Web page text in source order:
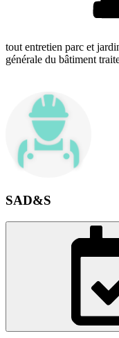
tout entretien parc et
générale du bâtiment
SAD&S